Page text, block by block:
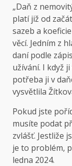
„Daň z
platí již od
sazeb a
věcí. Jedním z
daní podle
užívání. I když
potřeba ji v
vysvětlila
Pokud jste
musíte podat
zvlášť. Jestliže
je to problém,
ledna 2024.